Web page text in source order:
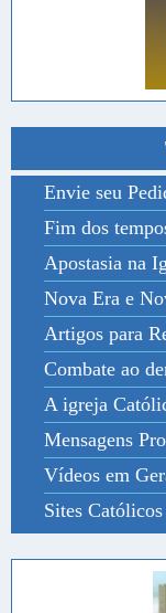
Envie seu
Fim dos
Apostasia na
Nova Era e
Artigos para
Combate ao
A igreja
Mensagens
Vídeos em
Sites